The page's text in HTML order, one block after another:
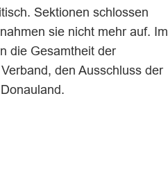
Sektionen schlossen
sie nicht mehr auf. Im
die Gesamtheit der
den Ausschluss der